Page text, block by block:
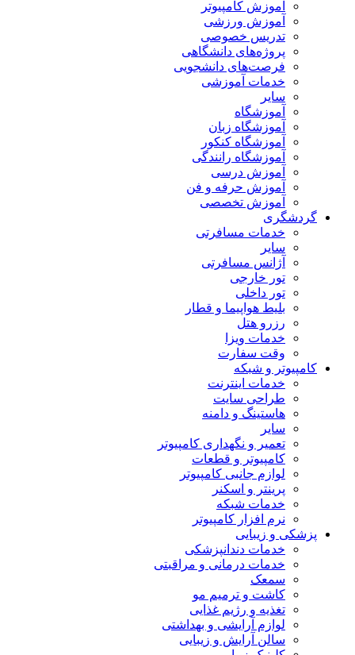
آموزش کامپیوتر
آموزش ورزشی
تدریس خصوصی
پروژه‌های دانشگاهی
فرصت‌های دانشجویی
خدمات آموزشی
سایر
آموزشگاه
آموزشگاه زبان
آموزشگاه کنکور
آموزشگاه رانندگی
آموزش درسی
آموزش حرفه و فن
آموزش تخصصی
گردشگری
خدمات مسافرتی
سایر
آژانس مسافرتی
تور خارجی
تور داخلی
بلیط هواپیما و قطار
رزرو هتل
خدمات ویزا
وقت سفارت
کامپیوتر و شبکه
خدمات اینترنت
طراحی سایت
هاستینگ و دامنه
سایر
تعمیر و نگهداری کامپیوتر
کامپیوتر و قطعات
لوازم جانبی کامپیوتر
پرینتر و اسکنر
خدمات شبکه
نرم افزار کامپیوتر
پزشکی و زیبایی
خدمات دندانپزشکی
خدمات درمانی و مراقبتی
سمعک
کاشت و ترمیم مو
تغذیه و رژیم غذایی
لوازم آرایشی و بهداشتی
سالن آرایش و زیبایی